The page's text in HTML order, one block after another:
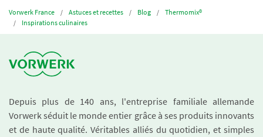
Vorwerk France Astuces et recettes Blog
Thermomix®
Inspirations culinaires
Depuis plus de 140 ans, l'entreprise familiale allemande
Vorwerk séduit le monde entier grâce à ses produits innovants
et de haute qualité. Véritables alliés du quotidien, et simples